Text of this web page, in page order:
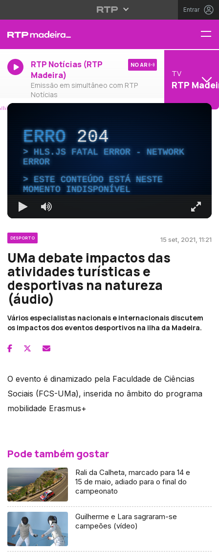
Entrar
RTP Notícias (RTP
Madeira)
Emissão em simultâneo com RTP
Notícias
NO AR
TV
RTP
ERRO204
HLS.JS FATAL ERROR - NETWORK
ERROR
ESTE CONTEÚDO ESTÁ NESTE
MOMENTO INDISPONÍVEL
DESPORTO 15 set, 2021, 11:21
UMa debate impactos das
atividades turísticas e
desportivas na natureza
(áudio)
Vários especialistas nacionais e internacionais discutem
os impactos dos eventos desportivos na ilha da Madeira.
O evento é dinamizado pela Faculdade de Ciências
Sociais (FCS-UMa), inserida no âmbito do programa
mobilidade Erasmus+
Pode também gostar
Rali da Calheta, marcado para 14 e
15 de maio, adiado para o final do
campeonato
Guilherme e Lara sagraram-se
campeões (vídeo)